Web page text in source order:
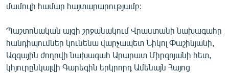
մամուլի համար հայտարարությամբ:
Պաշտոնական այցի շրջանակում Վրաստանի նախագահը
հանդիպումներ կունենա վարչապետ Նիկոլ Փաշինյանի,
Ազգային ժողովի նախագահ Արարատ Միրզոյանի հետ,
կհյուրընկալվի Գարեգին երկրորդ Ամենայն Հայոց